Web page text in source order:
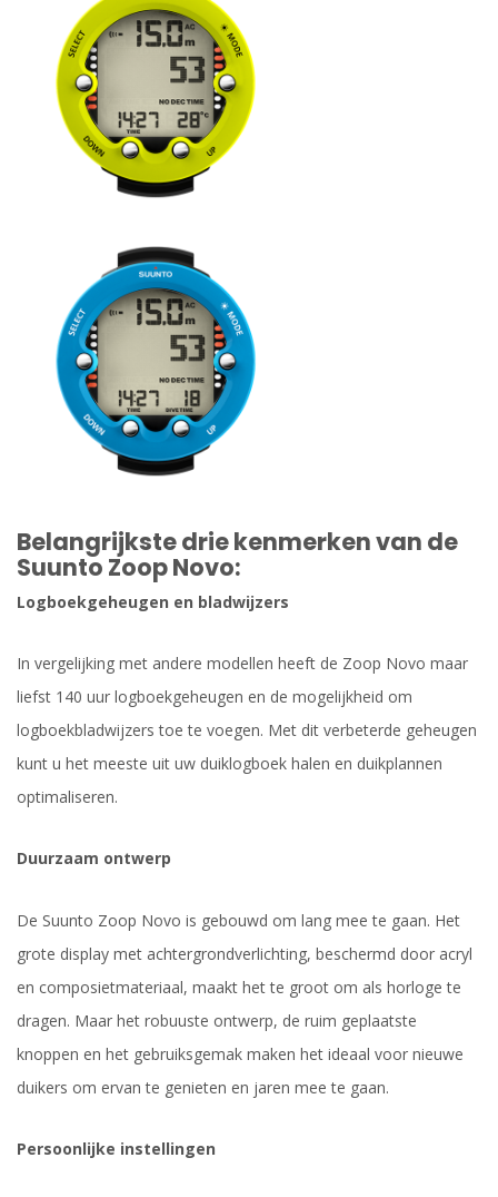
Belangrijkste drie kenmerken van de
Suunto Zoop Novo:
Logboekgeheugen en bladwijzers
In vergelijking met andere modellen heeft de Zoop Novo maar
liefst 140 uur logboekgeheugen en de mogelijkheid om
logboekbladwijzers toe te voegen. Met dit verbeterde geheugen
kunt u het meeste uit uw duiklogboek halen en duikplannen
optimaliseren.
Duurzaam ontwerp
De Suunto Zoop Novo is gebouwd om lang mee te gaan. Het
grote display met achtergrondverlichting, beschermd door acryl
en composietmateriaal, maakt het te groot om als horloge te
dragen. Maar het robuuste ontwerp, de ruim geplaatste
knoppen en het gebruiksgemak maken het ideaal voor nieuwe
duikers om ervan te genieten en jaren mee te gaan.
Persoonlijke instellingen